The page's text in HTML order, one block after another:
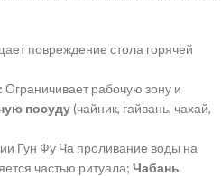
повреждение стола горячей
Ограничивает рабочую зону и
посуду(чайник, гайвань, чахай,
Гун Фу Ча проливание воды на
частью ритуала; Чабань